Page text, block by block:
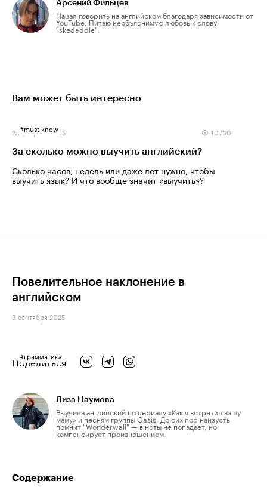
Арсений Фильцев
Начал говорить на английском благодаря зависимости от
YouTube. Питаю необъяснимую любовь к слову
"skedaddle".
Вам может быть интересно
#must know
25 февраля 2025 10760
За сколько можно выучить английский?
Сколько часов, недель или даже лет нужно, чтобы
выучить язык? И что вообще значит «выучить»?
Повелительное наклонение в
английском
3 сентября 2025
#грамматика
Поделиться
Лиза Наумова
Выучила английский по сериалу «Как я встретил вашу
маму» и песням группы Oasis. До сих пор наизусть
помнит "Wonderwall" — в ноты не попадает, но
компенсирует произношением.
Содержание